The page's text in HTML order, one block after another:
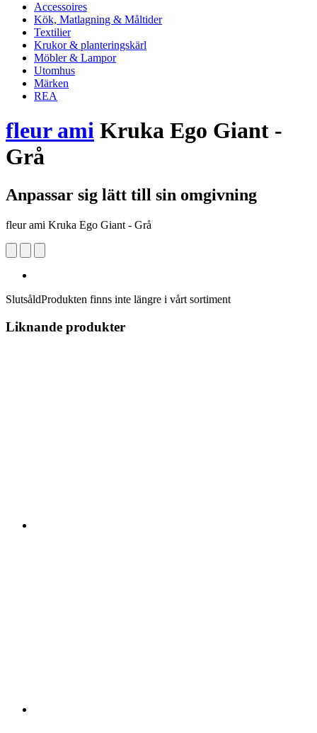
Accessoires
Kök, Matlagning & Måltider
Textilier
Krukor & planteringskärl
Möbler & Lampor
Utomhus
Märken
REA
fleur ami Kruka Ego Giant -
Grå
Anpassar sig lätt till sin omgivning
fleur ami Kruka Ego Giant - Grå
SlutsåldProdukten finns inte längre i vårt sortiment
Liknande produkter